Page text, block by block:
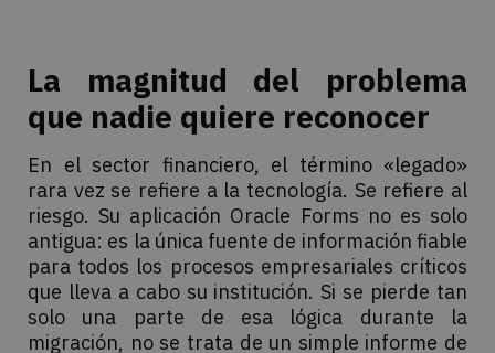
La magnitud del problema
que nadie quiere reconocer
En el sector financiero, el término «legado»
rara vez se refiere a la tecnología. Se refiere al
riesgo. Su aplicación Oracle Forms no es solo
antigua: es la única fuente de información fiable
para todos los procesos empresariales críticos
que lleva a cabo su institución. Si se pierde tan
solo una parte de esa lógica durante la
migración, no se trata de un simple informe de